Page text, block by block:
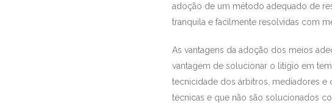
adoção de um método adequado de
tranquila e facilmente resolvidas com
As vantagens da adoção dos meios
vantagem de solucionar o litígio em
tecnicidade dos árbitros, mediadores
técnicas e que não são solucionados